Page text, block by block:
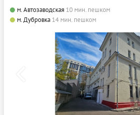
м. Автозаводская 10 мин. пешком
м. Дубровка 14 мин. пешком